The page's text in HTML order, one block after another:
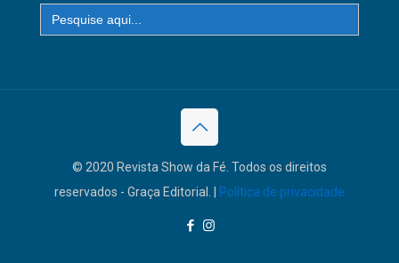
Search
for:
© 2020 Revista Show da Fé. Todos os direitos
reservados - Graça Editorial. |
Política de privacidade